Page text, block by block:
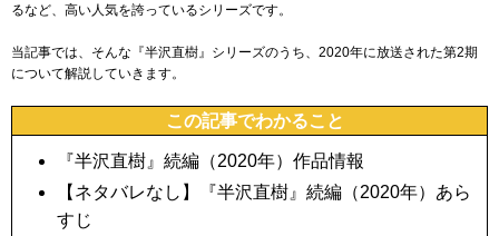
るなど、高い人気を誇っているシリーズです。
当記事では、そんな『半沢直樹』シリーズのうち、2020年に放送された第2期
について解説していきます。
この記事でわかること
『半沢直樹』続編（2020年）作品情報
【ネタバレなし】『半沢直樹』続編（2020年）あら
すじ